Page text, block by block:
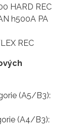
HARD REC
h500A PA
REC
(A5/B3):
(A4/B3):